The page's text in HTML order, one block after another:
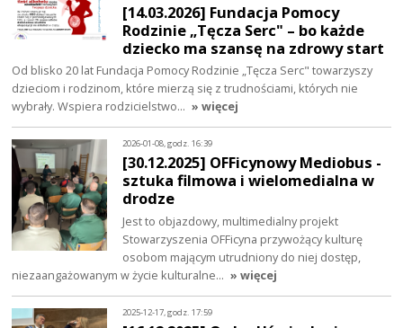
[14.03.2026] Fundacja Pomocy
Rodzinie „Tęcza Serc" – bo każde
dziecko ma szansę na zdrowy start
Od blisko 20 lat Fundacja Pomocy Rodzinie „Tęcza Serc" towarzyszy
dzieciom i rodzinom, które mierzą się z trudnościami, których nie
wybrały. Wspiera rodzicielstwo… » więcej
2026-01-08, godz. 16:39
[30.12.2025] OFFicynowy Mediobus -
sztuka filmowa i wielomedialna w
drodze
Jest to objazdowy, multimedialny projekt
Stowarzyszenia OFFicyna przywożący kulturę
osobom mającym utrudniony do niej dostęp,
niezaangażowanym w życie kulturalne… » więcej
2025-12-17, godz. 17:59